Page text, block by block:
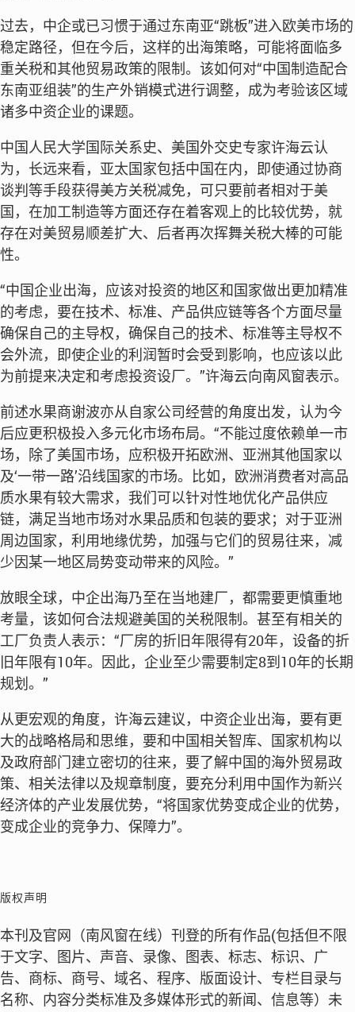
过去，中企或已习惯于通过东南亚“跳板”进入欧美市场的
稳定路径，但在今后，这样的出海策略，可能将面临多
重关税和其他贸易政策的限制。该如何对“中国制造配合
东南亚组装”的生产外销模式进行调整，成为考验该区域
诸多中资企业的课题。
中国人民大学国际关系史、美国外交史专家许海云认
为，长远来看，亚太国家包括中国在内，即使通过协商
谈判等手段获得美方关税减免，可只要前者相对于美
国，在加工制造等方面还存在着客观上的比较优势，就
存在对美贸易顺差扩大、后者再次挥舞关税大棒的可能
性。
“中国企业出海，应该对投资的地区和国家做出更加精准
的考虑，要在技术、标准、产品供应链等各个方面尽量
确保自己的主导权，确保自己的技术、标准等主导权不
会外流，即使企业的利润暂时会受到影响，也应该以此
为前提来决定和考虑投资设厂。”许海云向南风窗表示。
前述水果商谢波亦从自家公司经营的角度出发，认为今
后应更积极投入多元化市场布局。“不能过度依赖单一市
场，除了美国市场，应积极开拓欧洲、亚洲其他国家以
及‘一带一路’沿线国家的市场。比如，欧洲消费者对高品
质水果有较大需求，我们可以针对性地优化产品供应
链，满足当地市场对水果品质和包装的要求；对于亚洲
周边国家，利用地缘优势，加强与它们的贸易往来，减
少因某一地区局势变动带来的风险。”
放眼全球，中企出海乃至在当地建厂，都需要更慎重地
考量，该如何合法规避美国的关税限制。甚至有相关的
工厂负责人表示：“厂房的折旧年限得有20年，设备的折
旧年限有10年。因此，企业至少需要制定8到10年的长期
规划。”
从更宏观的角度，许海云建议，中资企业出海，要有更
大的战略格局和思维，要和中国相关智库、国家机构以
及政府部门建立密切的往来，要了解中国的海外贸易政
策、相关法律以及规章制度，要充分利用中国作为新兴
经济体的产业发展优势，“将国家优势变成企业的优势，
变成企业的竞争力、保障力”。
版权声明
本刊及官网（南风窗在线）刊登的所有作品(包括但不限
于文字、图片、声音、录像、图表、标志、标识、广
告、商标、商号、域名、程序、版面设计、专栏目录与
名称、内容分类标准及多媒体形式的新闻、信息等）未